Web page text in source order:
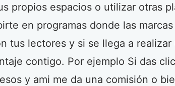
propios espacios o utilizar otras
en programas donde las
tus lectores y si se llega a realizar
contigo. Por ejemplo Si das
y ami me da una comisión o